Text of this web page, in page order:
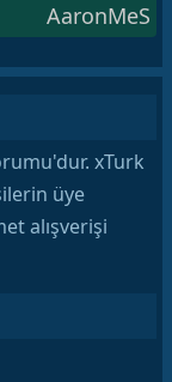
AaronMeS
xTurk
üye
alışverişi